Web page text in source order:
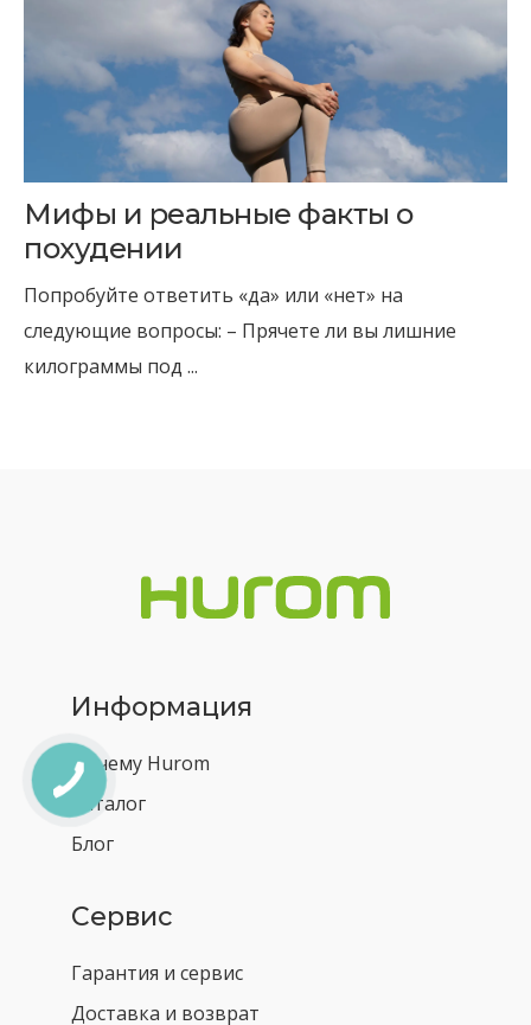
Мифы и реальные факты о
похудении
Попробуйте ответить «да» или «нет» на
следующие вопросы: – Прячете ли вы лишние
килограммы под ...
Информация
Почему Hurom
Каталог
Блог
Сервис
Гарантия и сервис
Доставка и возврат